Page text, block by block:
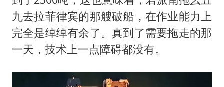
九去拉菲律宾的那艘破船，在作业能力上
完全是绰绰有余了。真到了需要拖走的那
一天，技术上一点障碍都没有。